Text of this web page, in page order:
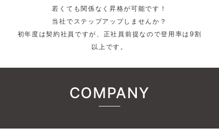
若くても関係なく昇格が可能です！
当社でステップアップしませんか？
初年度は契約社員ですが、正社員前提なので登用率は9割
以上です。
COMPANY